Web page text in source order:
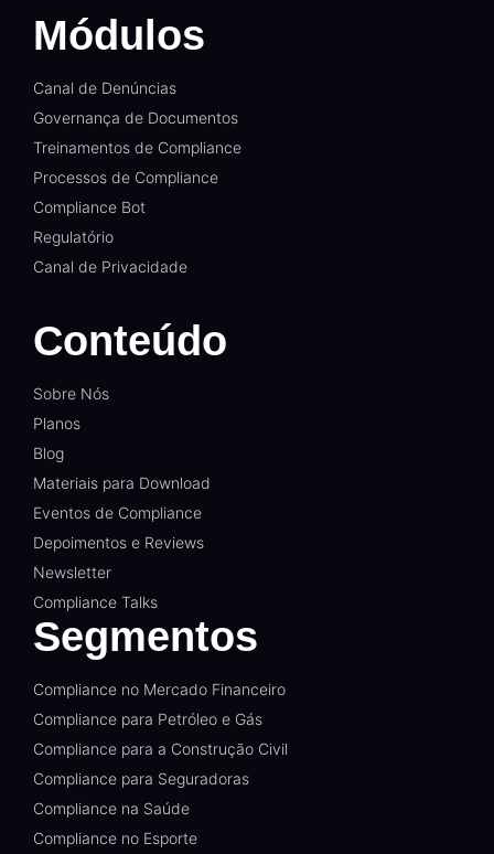
Módulos
Canal de Denúncias
Governança de Documentos
Treinamentos de Compliance
Processos de Compliance
Compliance Bot
Regulatório
Canal de Privacidade
Conteúdo
Sobre Nós
Planos
Blog
Materiais para Download
Eventos de Compliance
Depoimentos e Reviews
Newsletter
Compliance Talks
Segmentos
Compliance no Mercado Financeiro
Compliance para Petróleo e Gás
Compliance para a Construção Civil
Compliance para Seguradoras
Compliance na Saúde
Compliance no Esporte